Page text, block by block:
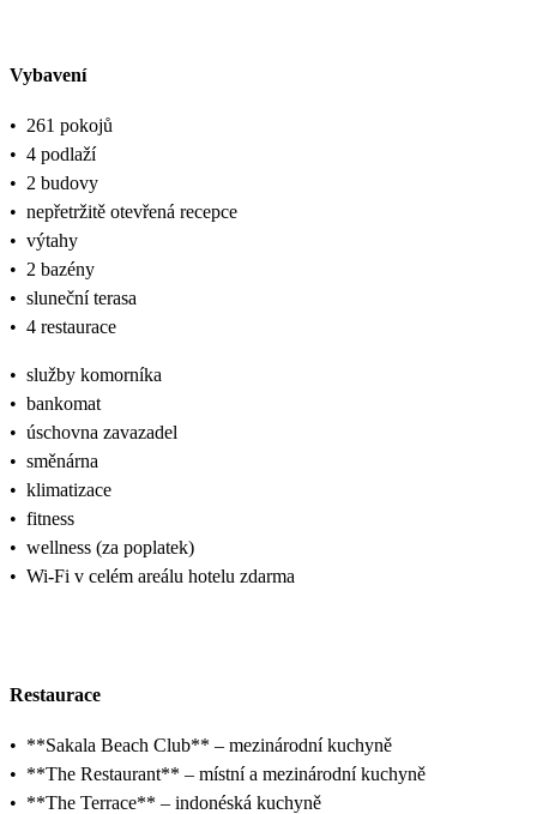
Vybavení
• 261 pokojů
• 4 podlaží
• 2 budovy
• nepřetržitě otevřená recepce
• výtahy
• 2 bazény
• sluneční terasa
• 4 restaurace
• služby komorníka
• bankomat
• úschovna zavazadel
• směnárna
• klimatizace
• fitness
• wellness (za poplatek)
• Wi-Fi v celém areálu hotelu zdarma
Restaurace
• **Sakala Beach Club** – mezinárodní kuchyně
• **The Restaurant** – místní a mezinárodní kuchyně
• **The Terrace** – indonéská kuchyně